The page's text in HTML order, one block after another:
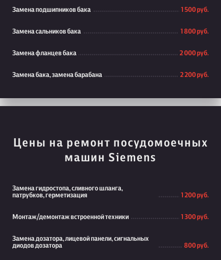
Замена подшипников бака 1 500 руб.
Замена сальников бака 1 800 руб.
Замена фланцев бака 2 000 руб.
Замена бака, замена барабана 2 200 руб.
Цены на ремонт посудомоечных
машин Siemens
Замена гидростопа, сливного шланга,
патрубков, герметизация
1 200 руб.
Монтаж/демонтаж встроенной техники 1 300 руб.
Замена дозатора, лицевой панели, сигнальных
диодов дозатора
800 руб.